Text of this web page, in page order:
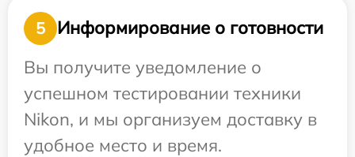
5
Информирование о готовности
Вы получите уведомление о
успешном тестировании техники
Nikon, и мы организуем доставку в
удобное место и время.